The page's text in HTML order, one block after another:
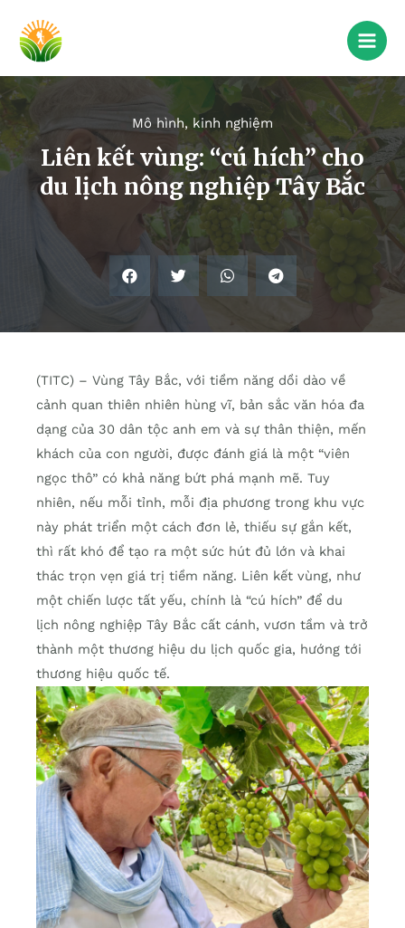
Mô hình, kinh nghiệm
Liên kết vùng: “cú hích” cho
du lịch nông nghiệp Tây Bắc
(TITC) – Vùng Tây Bắc, với tiềm năng dồi dào về
cảnh quan thiên nhiên hùng vĩ, bản sắc văn hóa đa
dạng của 30 dân tộc anh em và sự thân thiện, mến
khách của con người, được đánh giá là một “viên
ngọc thô” có khả năng bứt phá mạnh mẽ. Tuy
nhiên, nếu mỗi tỉnh, mỗi địa phương trong khu vực
này phát triển một cách đơn lẻ, thiếu sự gắn kết,
thì rất khó để tạo ra một sức hút đủ lớn và khai
thác trọn vẹn giá trị tiềm năng. Liên kết vùng, như
một chiến lược tất yếu, chính là “cú hích” để du
lịch nông nghiệp Tây Bắc cất cánh, vươn tầm và trở
thành một thương hiệu du lịch quốc gia, hướng tới
thương hiệu quốc tế.